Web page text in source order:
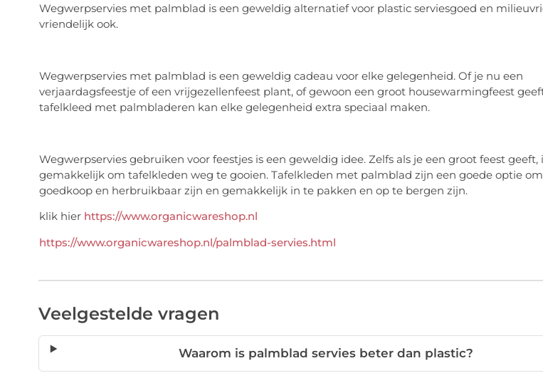
Wegwerpservies met palmblad is een geweldig alternatief voor plastic serviesgoed en
vriendelijk ook.
Wegwerpservies met palmblad is een geweldig cadeau voor elke gelegenheid. Of je nu een
verjaardagsfeestje of een vrijgezellenfeest plant, of gewoon een groot housewarmingfeest
tafelkleed met palmbladeren kan elke gelegenheid extra speciaal maken.
Wegwerpservies gebruiken voor feestjes is een geweldig idee. Zelfs als je een groot feest geeft,
gemakkelijk om tafelkleden weg te gooien. Tafelkleden met palmblad zijn een goede optie
goedkoop en herbruikbaar zijn en gemakkelijk in te pakken en op te bergen zijn.
klik hier https://www.organicwareshop.nl
https://www.organicwareshop.nl/palmblad-servies.html
Veelgestelde vragen
Waarom is palmblad servies beter dan plastic?